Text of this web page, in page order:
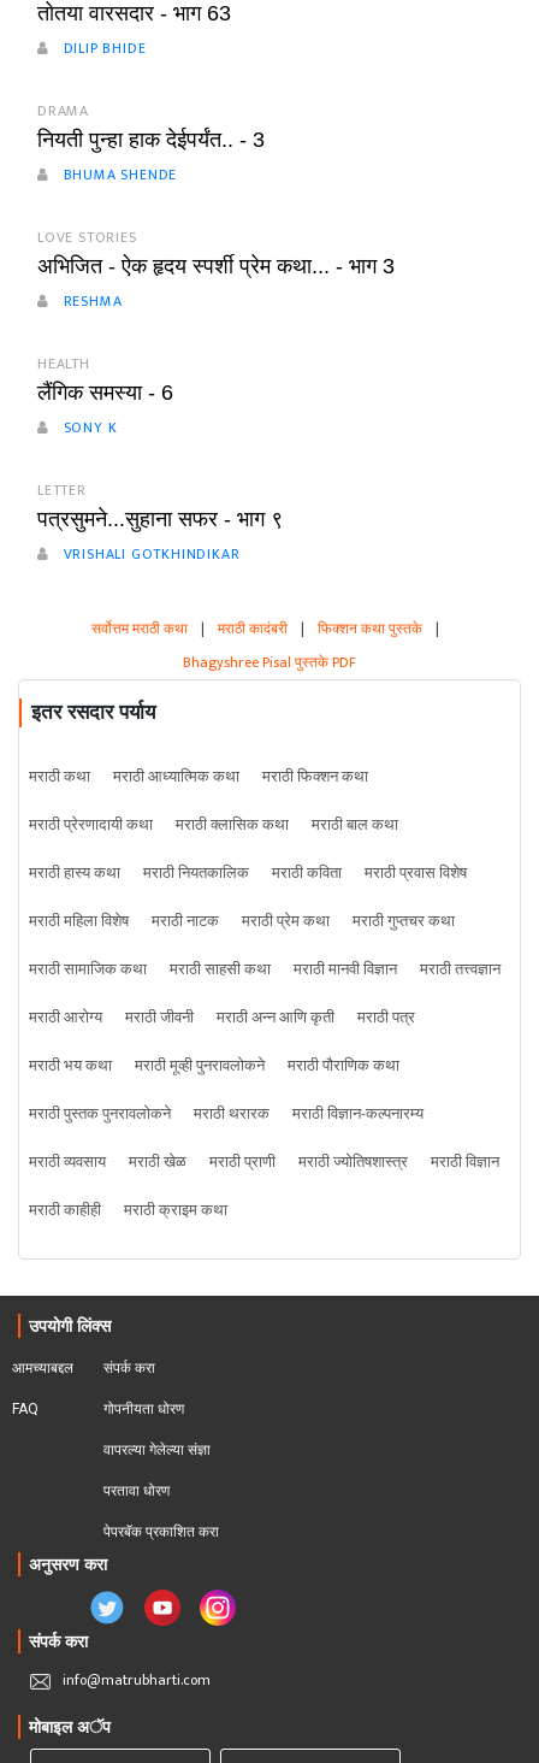
तोतया वारसदार - भाग 63
DILIP BHIDE
DRAMA
नियती पुन्हा हाक देईपर्यंत.. - 3
BHUMA SHENDE
LOVE STORIES
अभिजित - ऐक हृदय स्पर्शी प्रेम कथा... - भाग 3
RESHMA
HEALTH
लैंगिक समस्या - 6
SONY K
LETTER
पत्रसुमने...सुहाना सफर - भाग ९
VRISHALI GOTKHINDIKAR
सर्वोत्तम मराठी कथा | मराठी कादंबरी | फिक्शन कथा पुस्तके |
Bhagyshree Pisal पुस्तके PDF
इतर रसदार पर्याय
मराठी कथा मराठी आध्यात्मिक कथा
मराठी फिक्शन कथा
मराठी प्रेरणादायी कथा
मराठी क्लासिक कथा
मराठी बाल कथा
मराठी हास्य कथा
मराठी नियतकालिक मराठी कविता
मराठी प्रवास विशेष
मराठी महिला विशेष
मराठी नाटक मराठी प्रेम कथा
मराठी गुप्तचर कथा
मराठी सामाजिक कथा
मराठी साहसी कथा मराठी मानवी विज्ञान
मराठी तत्त्वज्ञान
मराठी आरोग्य
मराठी जीवनी मराठी अन्न आणि कृती
मराठी पत्र
मराठी भय कथा
मराठी मूव्ही पुनरावलोकने
मराठी पौराणिक कथा
मराठी पुस्तक पुनरावलोकने
मराठी थरारक
मराठी विज्ञान-कल्पनारम्य
मराठी व्यवसाय
मराठी खेळ मराठी प्राणी मराठी ज्योतिषशास्त्र
मराठी विज्ञान
मराठी काहीही
मराठी क्राइम कथा
उपयोगी लिंक्स
आमच्याबद्दल
FAQ
संपर्क करा
गोपनीयता धोरण
वापरल्या गेलेल्या संज्ञा
परतावा धोरण
पेपरबॅक प्रकाशित करा
अनुसरण करा
संपर्क करा
info@matrubharti.com
मोबाइल अॅप